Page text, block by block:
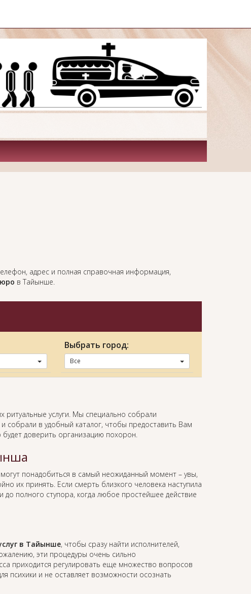
адрес и полная справочная информация,
в Тайынше.
Выбрать город:
Все
ритуальные услуги. Мы специально собрали
в удобный каталог, чтобы предоставить Вам
доверить организацию похорон.
понадобиться в самый неожиданный момент – увы,
их принять. Если смерть близкого человека наступила
полного ступора, когда любое простейшее действие
в Тайынше, чтобы сразу найти исполнителей,
эти процедуры очень сильно
приходится регулировать еще множество вопросов
психики и не оставляет возможности осознать